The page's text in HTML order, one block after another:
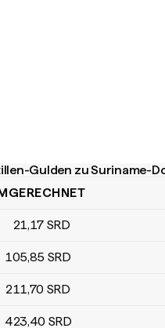
Gulden zu Suriname-
Gulden zu Suriname-Dollar
21,17 SRD
105,85 SRD
211,70 SRD
423,40 SRD